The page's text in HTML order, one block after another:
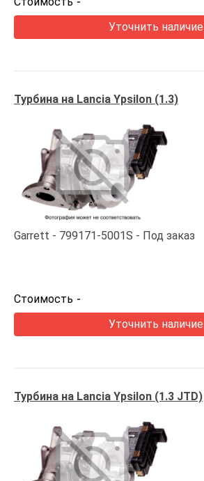
Уточнить наличие
Турбина на Lancia Ypsilon (1.3)
Garrett 799171-5001S Под заказ
Стоимость -
Уточнить наличие
Турбина на Lancia Ypsilon (1.3 JTD)